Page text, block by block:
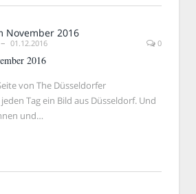
01.12.2016 0
2016
von The Düsseldorfer
Tag ein Bild aus Düsseldorf. Und
und…